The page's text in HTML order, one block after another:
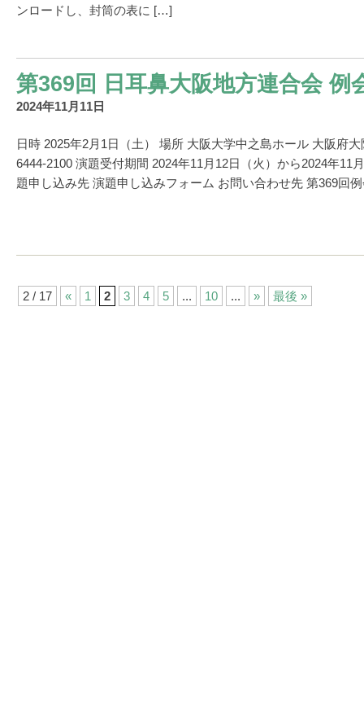
ンロードし、封筒の表に […]
第369回 日耳鼻大阪地方連合会 例
2024年11月11日
日時 2025年2月1日（土） 場所 大阪大学中之島ホール 大阪府
6444-2100 演題受付期間 2024年11月12日（火）から2024年11
題申し込み先 演題申し込みフォーム お問い合わせ先 第369回
2 / 17 « 1 2 3 4 5 ... 10 ... » 最後 »